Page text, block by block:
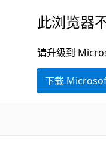
此浏览器
请升级到
下载